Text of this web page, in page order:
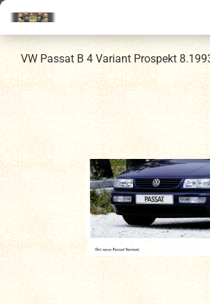
VW Passat B 4 Variant Prospekt